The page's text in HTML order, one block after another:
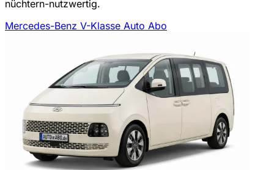
nüchtern-nutzwertig.
Mercedes-Benz V-Klasse Auto Abo